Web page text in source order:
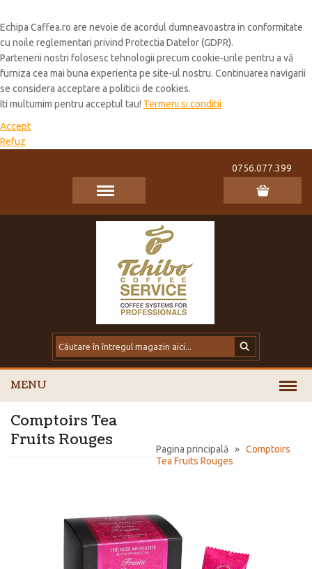
Echipa Caffea.ro are nevoie de acordul dumneavoastra in conformitate
cu noile reglementari privind Protectia Datelor (GDPR).
Partenerii nostri folosesc tehnologii precum cookie-urile pentru a vă
furniza cea mai buna experienta pe site-ul nostru. Continuarea navigarii
se considera acceptare a politicii de cookies.
Iti multumim pentru acceptul tau! Termeni si conditii
Accept
Refuz
0756.077.399
MENU
Pagina principală » Comptoirs
Tea Fruits Rouges
Comptoirs Tea
Fruits Rouges